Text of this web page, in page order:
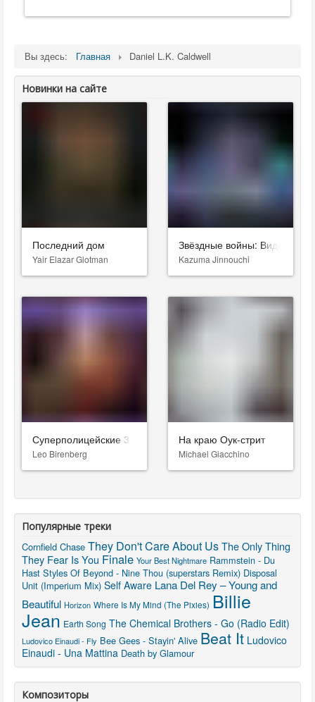
Вы здесь: Главная Daniel L.K. Caldwell
Новинки на сайте
Последний дом
Yair Elazar Glotman
Звёздные войны: Видения.
Kazuma Jinnouchi
Суперполицейские 3
Leo Birenberg
На краю Оук-стрит
Michael Giacchino
Популярные треки
Cornfield Chase They Don't Care About UsThe Only Thing
They Fear Is You Finale Your Best Nightmare Rammstein - Du
Hast Styles Of Beyond - Nine Thou (superstars Remix) Disposal
Unit (Imperium Mix) Self Aware Lana Del Rey – Young and
Beautiful Horizon Where Is My Mind (The Pixies) Billie
Jean Earth Song The Chemical Brothers - Go (Radio Edit)
Ludovico Einaudi - Fly Bee Gees - Stayin' Alive Beat It Ludovico
Einaudi - Una Mattina Death by Glamour
Композиторы